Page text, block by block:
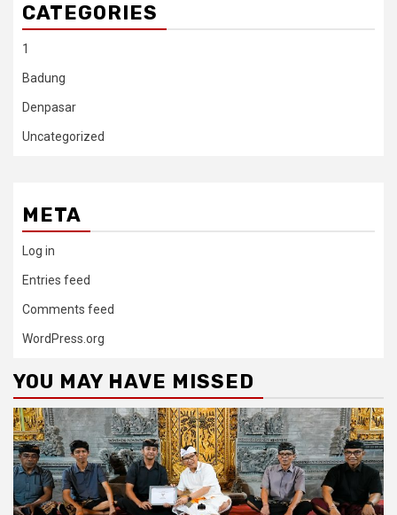
CATEGORIES
1
Badung
Denpasar
Uncategorized
META
Log in
Entries feed
Comments feed
WordPress.org
YOU MAY HAVE MISSED